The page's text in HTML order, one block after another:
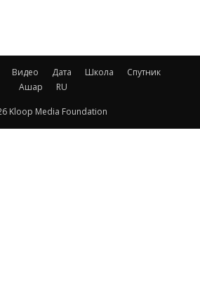
Видео Дата Школа
Спутник
Ашар
RU
Kloop Media Foundation